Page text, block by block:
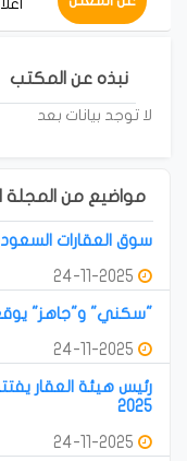
نبذه عن المكتب
لا توجد بيانات بعد
مواضيع من المجلة
سوق العقارات
"سكني" و"جاهز"
رئيس هيئة العقار
2025